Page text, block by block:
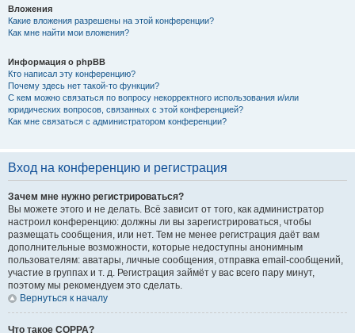
Вложения
Какие вложения разрешены на этой конференции?
Как мне найти мои вложения?
Информация о phpBB
Кто написал эту конференцию?
Почему здесь нет такой-то функции?
С кем можно связаться по вопросу некорректного использования и/или
юридических вопросов, связанных с этой конференцией?
Как мне связаться с администратором конференции?
Вход на конференцию и регистрация
Зачем мне нужно регистрироваться?
Вы можете этого и не делать. Всё зависит от того, как администратор
настроил конференцию: должны ли вы зарегистрироваться, чтобы
размещать сообщения, или нет. Тем не менее регистрация даёт вам
дополнительные возможности, которые недоступны анонимным
пользователям: аватары, личные сообщения, отправка email-сообщений,
участие в группах и т. д. Регистрация займёт у вас всего пару минут,
поэтому мы рекомендуем это сделать.
Вернуться к началу
Что такое COPPA?